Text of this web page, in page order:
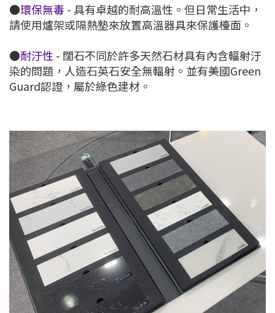
●環保無毒- 具有卓越的耐高溫性。但日常生活中，
請使用爐架或隔熱墊來放置高溫器具來保護檯面。
●耐汙性 - 闊石不同於許多天然石材具有內含輻射汙
染的問題，人造石英石安全無輻射。並有美國Green
Guard認證，屬於綠色建材。